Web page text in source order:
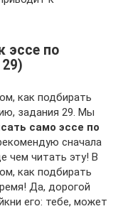
эссе по
как подбирать
задания 29. Мы
само эссе по
сначала
чем читать эту! В
как подбирать
Да, дорогой
его: тебе, может